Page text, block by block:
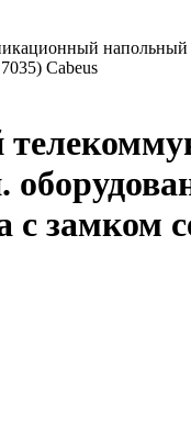
напольный
Cabeus
с замком